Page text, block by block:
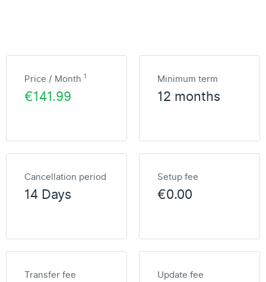
Price / Month 1
€141.99
Minimum term
12 months
Cancellation period
14 Days
Setup fee
€0.00
Transfer fee Update fee